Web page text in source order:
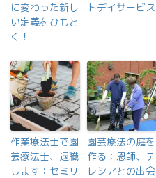
に変わった新し
い定義をひもと
く！
トデイサービス
作業療法士で園
芸療法士、退職
します：セミリ
園芸療法の庭を
作る；恩師、テ
レシアとの出会